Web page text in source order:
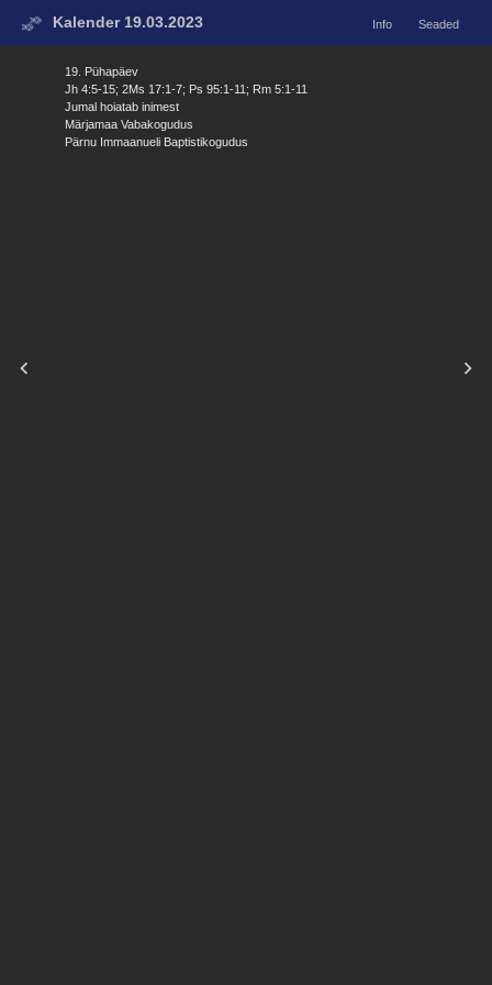
Kalender 19.03.2023 Info Seaded
19. Pühapäev
Jh 4:5-15; 2Ms 17:1-7; Ps 95:1-11; Rm 5:1-11
Jumal hoiatab inimest
Märjamaa Vabakogudus
Pärnu Immaanueli Baptistikogudus